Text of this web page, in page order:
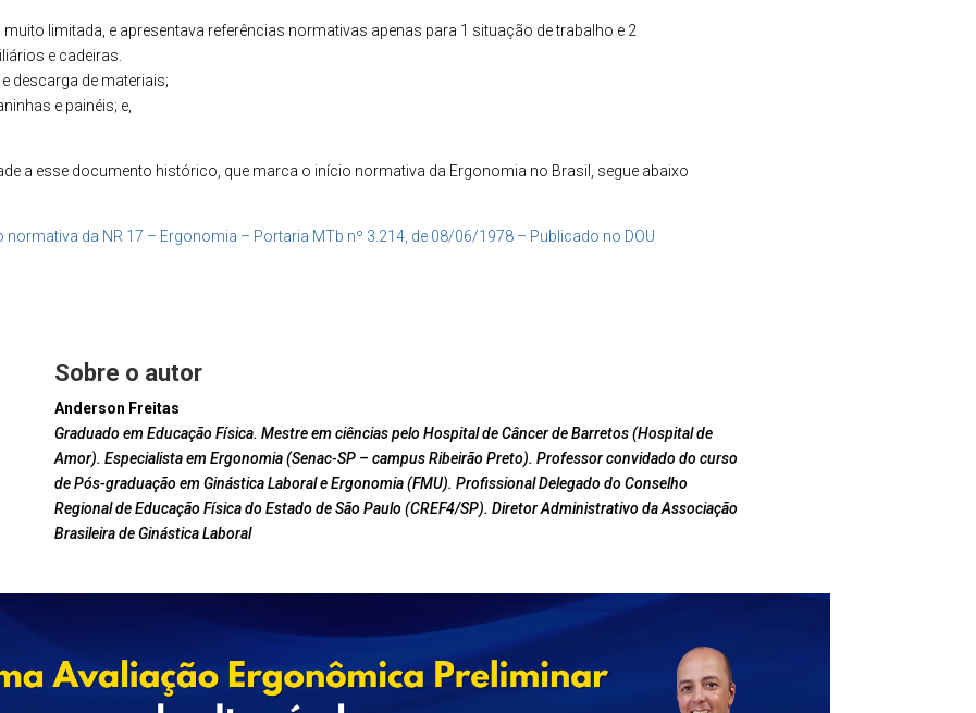
muito limitada, e apresentava referências normativas apenas para 1 situação de trabalho e 2
e cadeiras.
descarga de materiais;
e painéis; e,
a esse documento histórico, que marca o início normativa da Ergonomia no Brasil, segue abaixo
normativa da NR 17 – Ergonomia – Portaria MTb nº 3.214, de 08/06/1978 – Publicado no DOU
Sobre o autor
Anderson Freitas
Graduado em Educação Física. Mestre em ciências pelo Hospital de Câncer de Barretos (Hospital de
Amor). Especialista em Ergonomia (Senac-SP – campus Ribeirão Preto). Professor convidado do curso
de Pós-graduação em Ginástica Laboral e Ergonomia (FMU). Profissional Delegado do Conselho
Regional de Educação Física do Estado de São Paulo (CREF4/SP). Diretor Administrativo da Associação
Brasileira de Ginástica Laboral